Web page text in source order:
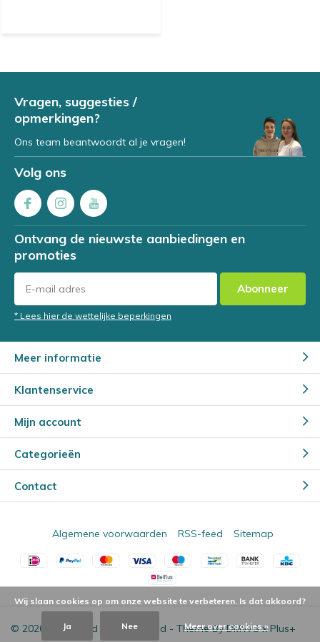
Vragen, suggesties /
opmerkingen?
Ons team beantwoordt al je vragen!
Volg ons
Ontvang de nieuwste aanbiedingen en
promoties
Abonneer
* Lees hier de wettelijke beperkingen
Meer informatie
Klantenservice
Mijn account
Categorieën
Contact
© 2026 - Powered by Lightspeed - Theme ByDMWSxPlus+
Algemene voorwaarden RSS-feed Sitemap
Wij slaan cookies op om onze website te verbeteren. Is dat akkoord?
Ja Nee Meer over cookies »